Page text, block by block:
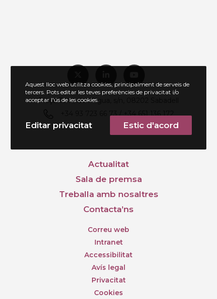
Plaça Torre de l'Aigua, s/n, 08202 Sabadell
+34 93 723 66 73 / +34 651 136 172
Actualitat
Sala de premsa
Treballa amb nosaltres
Contacta’ns
Correu web
Intranet
Accessibilitat
Avís legal
Privacitat
Cookies
Aquest lloc web utilitza cookies, principalment de serveis de
tercers. Pots editar les teves preferències de privacitat i/o
acceptar l'ús de les cookies.
Editar privacitat Estic d'acord